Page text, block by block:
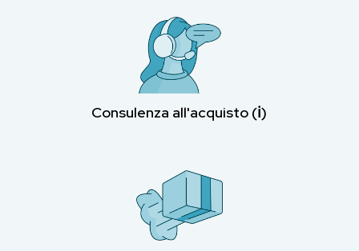
Consulenza all'acquisto (ℹ︎)